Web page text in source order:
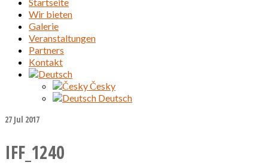
Wir bieten
Galerie
Veranstaltungen
Partners
Kontakt
Česky
Deutsch
27 Jul 2017
IFF_1240